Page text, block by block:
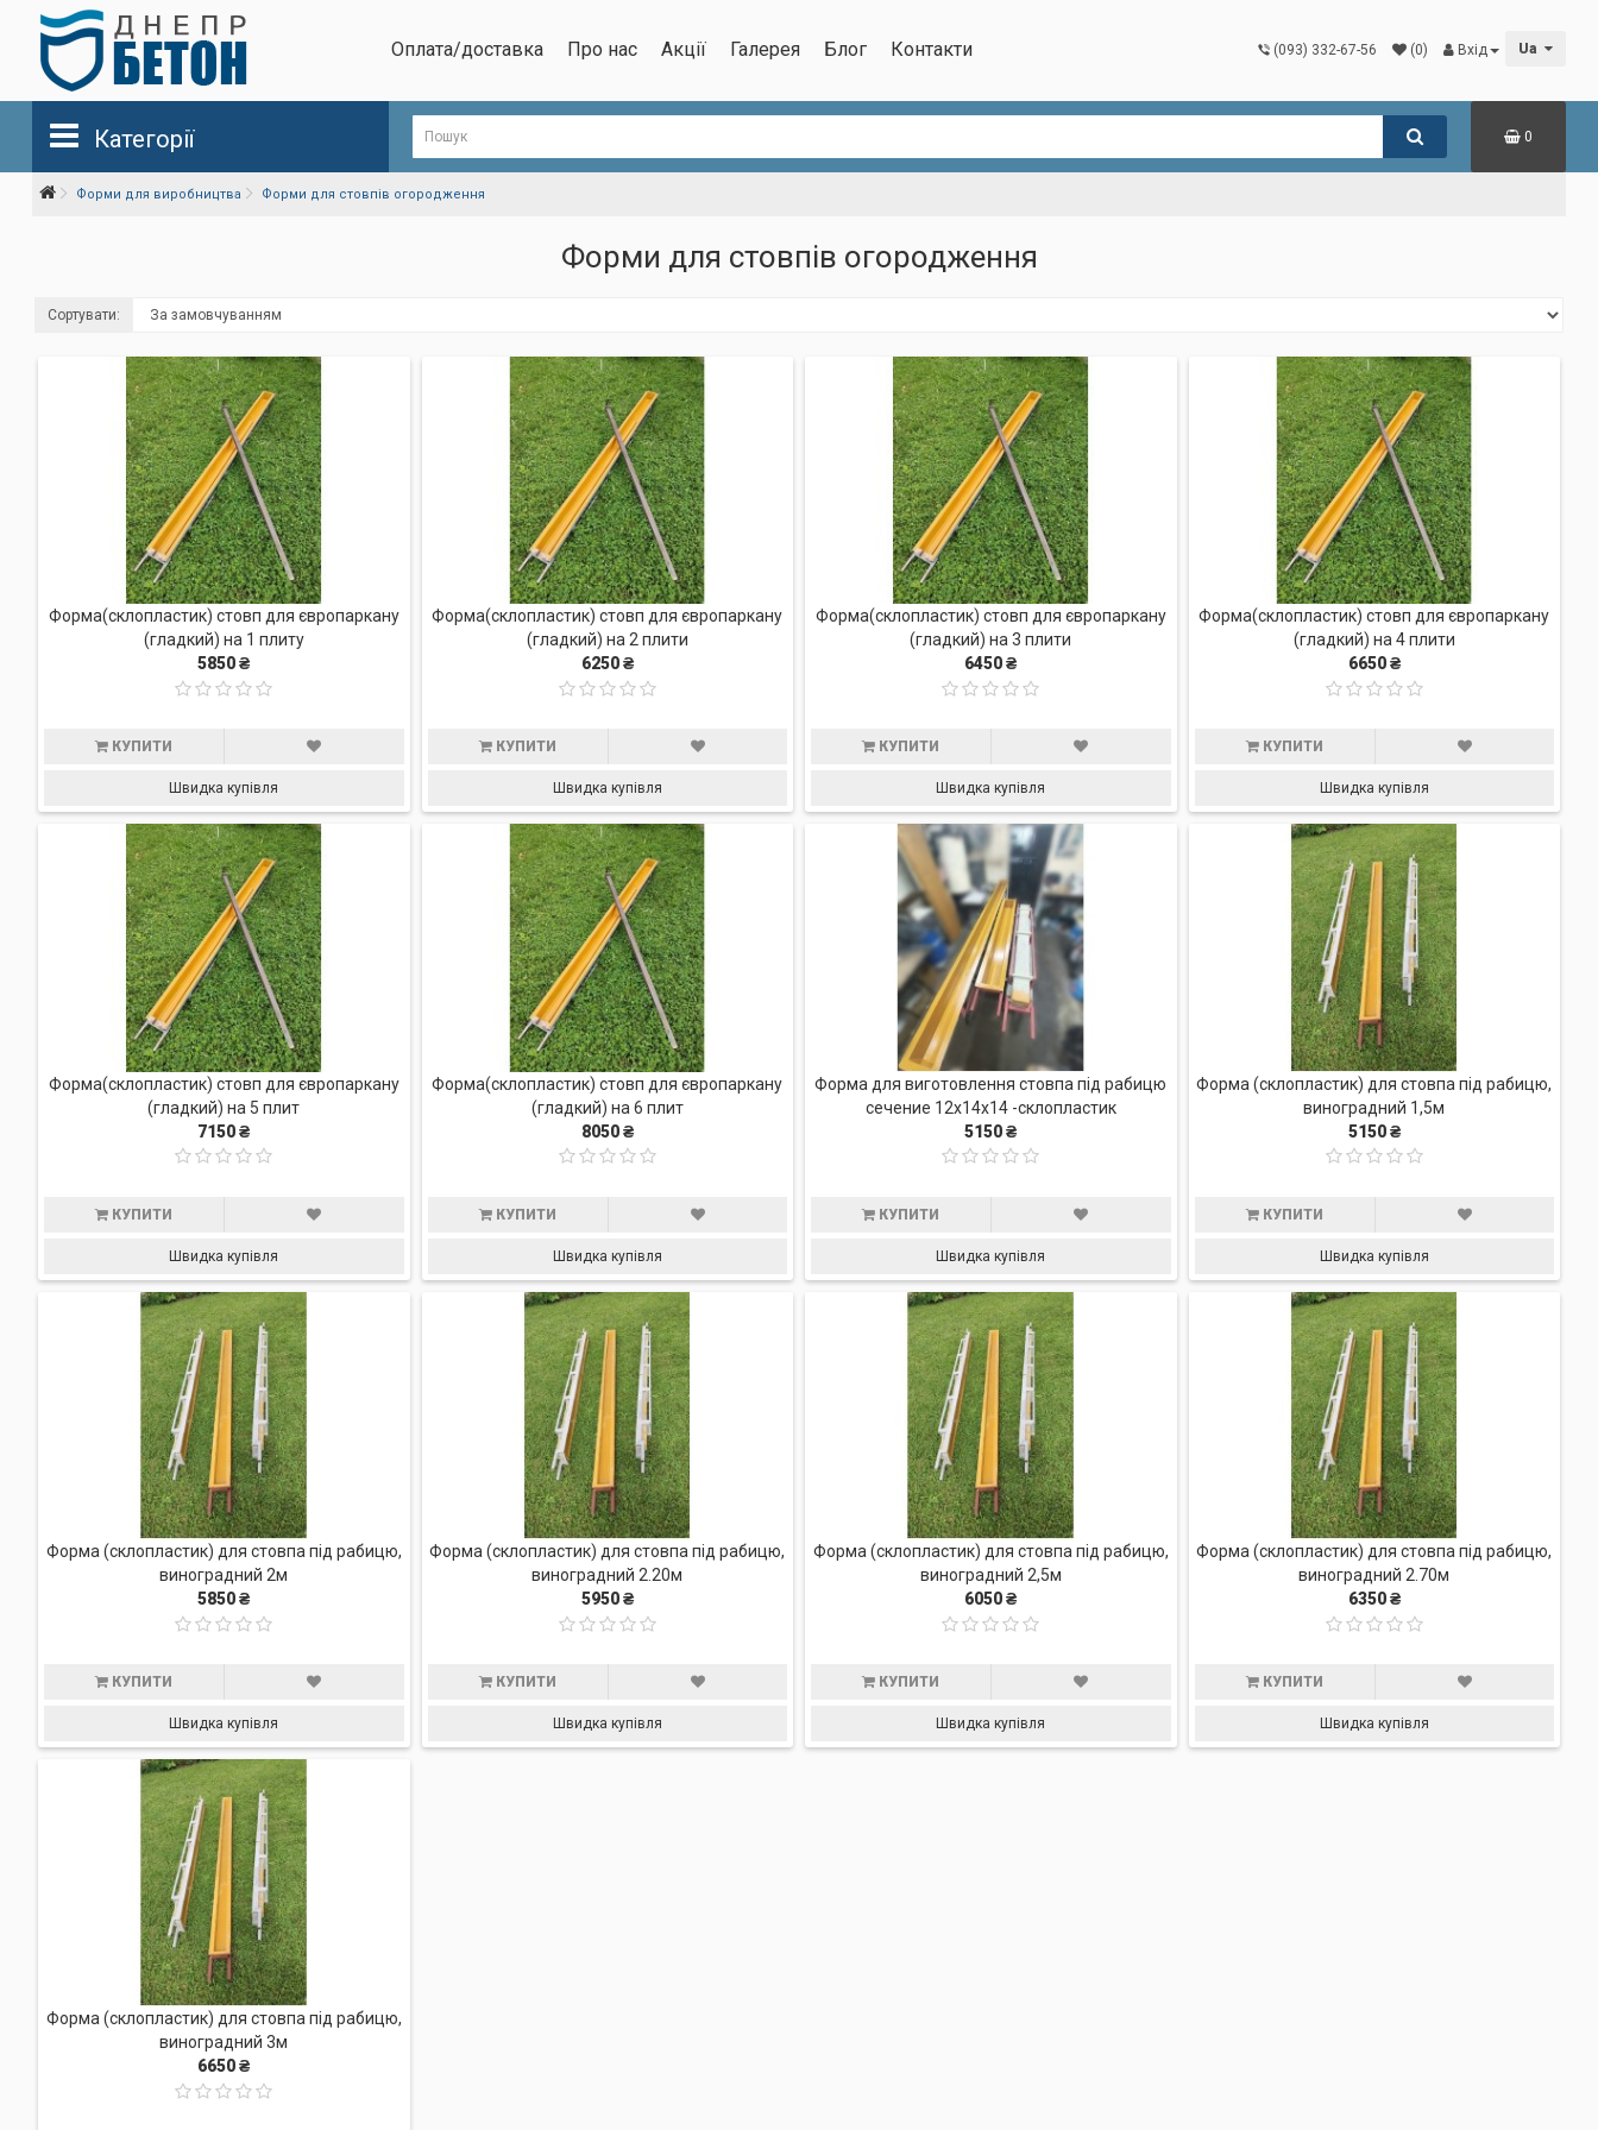
Оплата/доставка Про нас Акції Галерея Блог Контакти (093) 332-67-56 (0) Вхід Ua
Категорії 0
Форми для виробництва Форми для стовпів огородження
Форми для стовпів огородження
Сортувати:
Форма(склопластик) стовп для європаркану
(гладкий) на 1 плиту
5850 ₴
КУПИТИ
Швидка купівля
Форма(склопластик) стовп для європаркану
(гладкий) на 2 плити
6250 ₴
КУПИТИ
Швидка купівля
Форма(склопластик) стовп для європаркану
(гладкий) на 3 плити
6450 ₴
КУПИТИ
Швидка купівля
Форма(склопластик) стовп для європаркану
(гладкий) на 4 плити
6650 ₴
КУПИТИ
Швидка купівля
Форма(склопластик) стовп для європаркану
(гладкий) на 5 плит
7150 ₴
КУПИТИ
Швидка купівля
Форма(склопластик) стовп для європаркану
(гладкий) на 6 плит
8050 ₴
КУПИТИ
Швидка купівля
Форма для виготовлення стовпа під рабицю
сечение 12х14х14 -склопластик
5150 ₴
КУПИТИ
Швидка купівля
Форма (склопластик) для cтовпа під рабицю,
виноградний 1,5м
5150 ₴
КУПИТИ
Швидка купівля
Форма (склопластик) для cтовпа під рабицю,
виноградний 2м
5850 ₴
КУПИТИ
Швидка купівля
Форма (склопластик) для cтовпа під рабицю,
виноградний 2.20м
5950 ₴
КУПИТИ
Швидка купівля
Форма (склопластик) для cтовпа під рабицю,
виноградний 2,5м
6050 ₴
КУПИТИ
Швидка купівля
Форма (склопластик) для cтовпа під рабицю,
виноградний 2.70м
6350 ₴
КУПИТИ
Швидка купівля
Форма (склопластик) для cтовпа під рабицю,
виноградний 3м
6650 ₴